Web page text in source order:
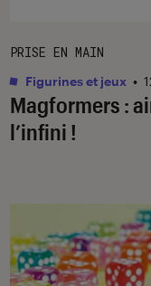
Magformers :
l’infini !
PRISE EN MAIN
Figurines et jeux •